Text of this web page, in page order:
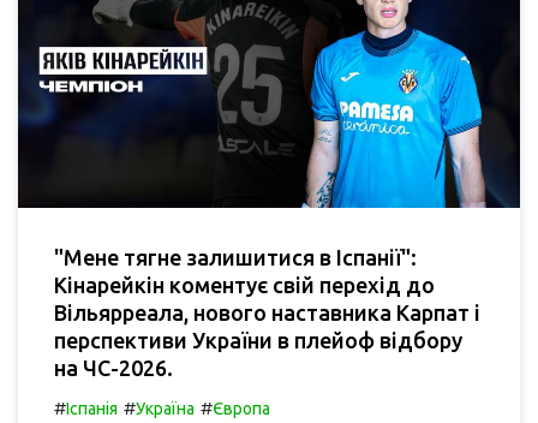
"Мене тягне залишитися в Іспанії":
Кінарейкін коментує свій перехід до
Вільярреала, нового наставника Карпат і
перспективи України в плейоф відбору
на ЧС-2026.
#Іспанія #Україна #Європа